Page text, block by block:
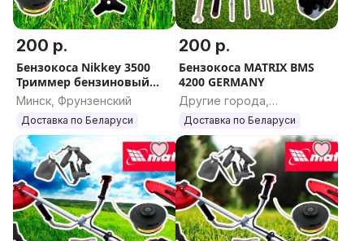
200 р.
Бензокоса Nikkey 3500
Триммер бензиновый
Никкей
Минск, Фрунзенский
Доставка по Беларуси
200 р.
Бензокоса MATRIX BMS
4200 GERMANY
Другие города,
Гомельская область
Доставка по Беларуси